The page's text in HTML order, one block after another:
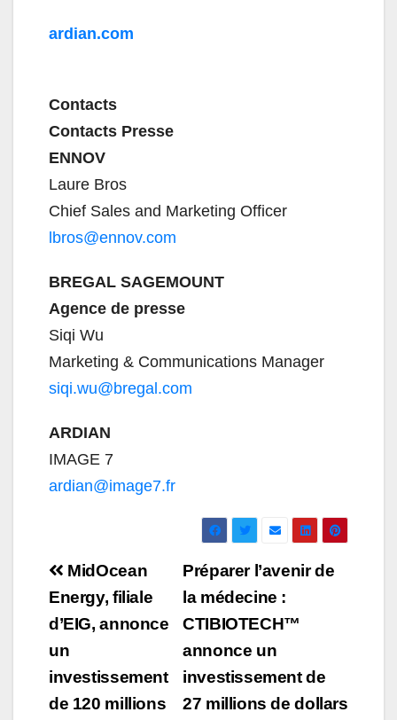
ardian.com
Contacts
Contacts Presse
ENNOV
Laure Bros
Chief Sales and Marketing Officer
lbros@ennov.com
BREGAL SAGEMOUNT
Agence de presse
Siqi Wu
Marketing & Communications Manager
siqi.wu@bregal.com
ARDIAN
IMAGE 7
ardian@image7.fr
Navigation
de
l’article
Préparer l’avenir de
la médecine :
CTIBIOTECH™
annonce un
investissement de
27 millions de dollars
MidOcean
Energy, filiale
d’EIG, annonce
un
investissement
de 120 millions